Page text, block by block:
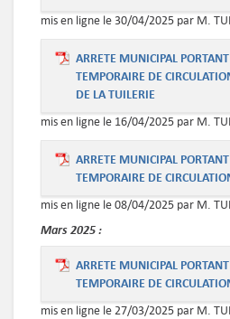
mis en ligne le 30/04/2025 par M.
ARRETE MUNICIPAL
TEMPORAIRE DE
DE LA TUILERIE
mis en ligne le 16/04/2025 par M.
ARRETE MUNICIPAL
TEMPORAIRE DE
mis en ligne le 08/04/2025 par M.
Mars2025 :
ARRETE MUNICIPAL
TEMPORAIRE DE
mis en ligne le 27/03/2025 par M.